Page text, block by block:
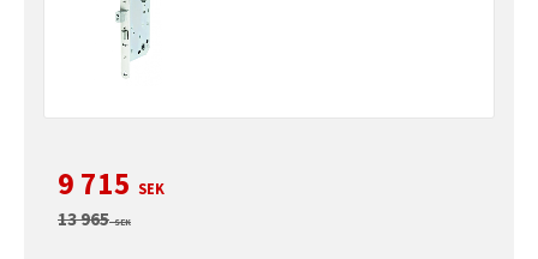
Nedsatt pris:
9 715 SEK
Ordinarie pris:
13 965SEK